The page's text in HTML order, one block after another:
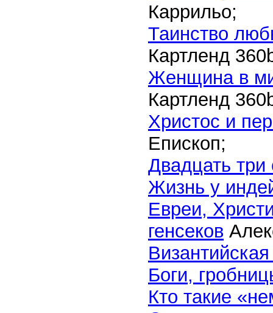
Каррильо;
Таинство
Картленд
Женщина в
Картленд
Христос и
Епископ;
Двадцать три
Жизнь у
Евреи,
генсеков
Боги,
Кто такие